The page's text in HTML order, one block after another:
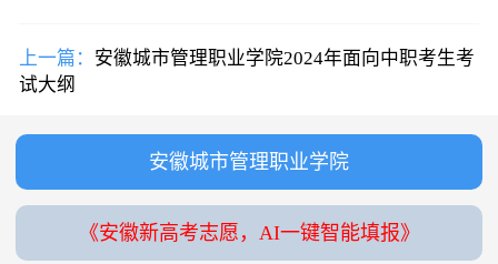
上一篇： 安徽城市管理职业学院2024年面向中职考生考
试大纲
安徽城市管理职业学院
《安徽新高考志愿，AI一键智能填报》